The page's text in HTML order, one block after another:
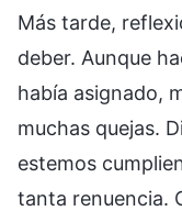
Más tarde,
deber. Aunque
había asignado,
muchas quejas.
estemos
tanta renuencia.